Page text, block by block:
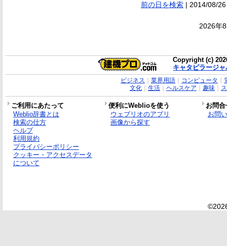
前の日を検索| 2014/08/
2026年
Copyright (c)
キャタピラージ
ビジネス 業界用語｜ コンピュータ
文化｜ 生活｜ ヘルスケア 趣味｜
ご利用にあたって 便利にWeblioを使う
お問
Weblio辞書とは
検索の仕方
ヘルプ
利用規約
プライバシーポリシー
クッキー・アクセスデータ
について
ウェブリオのアプリ
画像から探す
お問